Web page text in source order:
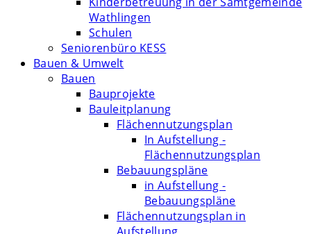
Wathlingen
Schulen
Seniorenbüro KESS
Bauen & Umwelt
Bauen
Bauprojekte
Bauleitplanung
Flächennutzungsplan
In Aufstellung -
Flächennutzungsplan
Bebauungspläne
in Aufstellung -
Bebauungspläne
Flächennutzungsplan in